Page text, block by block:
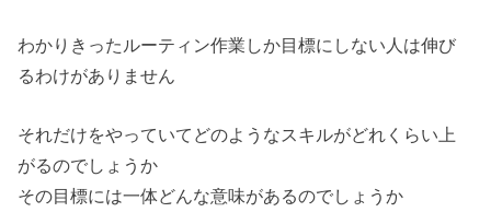
わかりきったルーティン作業しか目標にしない人は伸び
るわけがありません
それだけをやっていてどのようなスキルがどれくらい上
がるのでしょうか
その目標には一体どんな意味があるのでしょうか